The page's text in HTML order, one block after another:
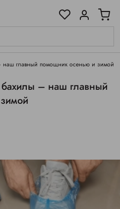
наш главный помощник осенью и зимой
– наш главный